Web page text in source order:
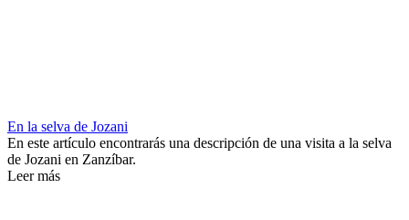
En la selva de Jozani
En este artículo encontrarás una descripción de una visita a la selva
de Jozani en Zanzíbar.
Leer más